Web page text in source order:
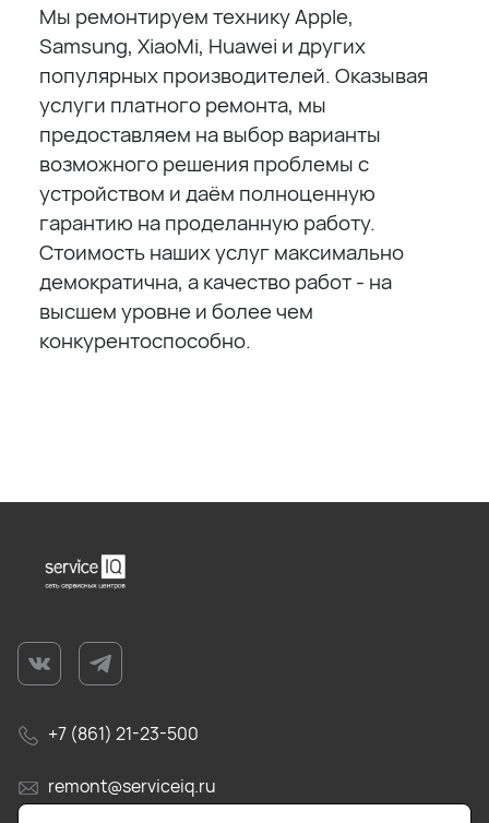
Мы ремонтируем технику Apple,
Samsung, XiaoMi, Huawei и других
популярных производителей. Оказывая
услуги платного ремонта, мы
предоставляем на выбор варианты
возможного решения проблемы с
устройством и даём полноценную
гарантию на проделанную работу.
Стоимость наших услуг максимально
демократична, а качество работ - на
высшем уровне и более чем
конкурентоспособно.
+7 (861) 21-23-500
remont@serviceiq.ru